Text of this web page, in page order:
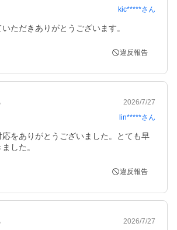
kic*****さん
ただきありがとうございます。
違反報告
2026/7/27
lin*****さん
をありがとうございました。とても早
した。
違反報告
2026/7/27